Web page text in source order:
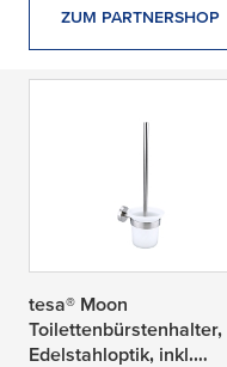
ZUM PARTNERSHOP
tesa® Moon
Toilettenbürstenhalter,
Edelstahloptik, inkl.